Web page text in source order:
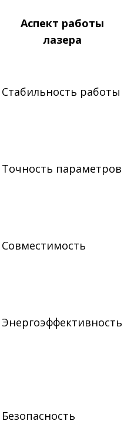
Аспект работы
лазера
Стабильность работы
Точность параметров
Совместимость
Энергоэффективность
Безопасность